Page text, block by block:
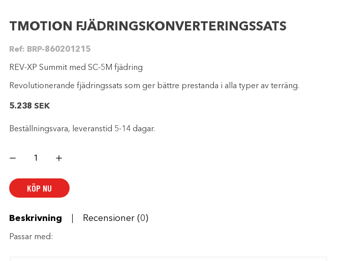
TMOTION FJÄDRINGSKONVERTERINGSSATS
Ref: BRP-860201215
REV-XP Summit med SC-5M fjädring
Revolutionerande fjädringssats som ger bättre prestanda i alla typer av terräng.
5.238 SEK
Beställningsvara, leveranstid 5-14 dagar.
FJÄDRINGSKONVERTERINGSSATS
KÖP NU
Beskrivning Recensioner (0)
Passar med: